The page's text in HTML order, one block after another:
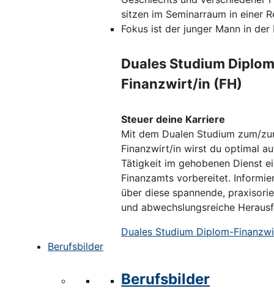
Duales Studium
Finanzwirt/in (FH)
Steuer deine Karriere
Mit dem Dualen Studium zum/
Finanzwirt/in wirst du optimal
Tätigkeit im gehobenen Dienst
Finanzamts vorbereitet.
über diese spannende,
und abwechslungsreiche
Duales Studium Diplom-
Berufsbilder
Berufsbilder